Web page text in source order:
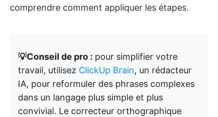
comprendre comment appliquer les étapes.
💡Conseil de pro : pour simplifier votre
travail, utilisez ClickUp Brain, un rédacteur
IA, pour reformuler des phrases complexes
dans un langage plus simple et plus
convivial. Le correcteur orthographique